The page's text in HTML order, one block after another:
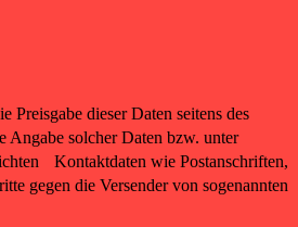
dieser Daten seitens des
Angabe solcher Daten bzw. unter
Kontaktdaten wie Postanschriften,
gegen die Versender von sogenannten